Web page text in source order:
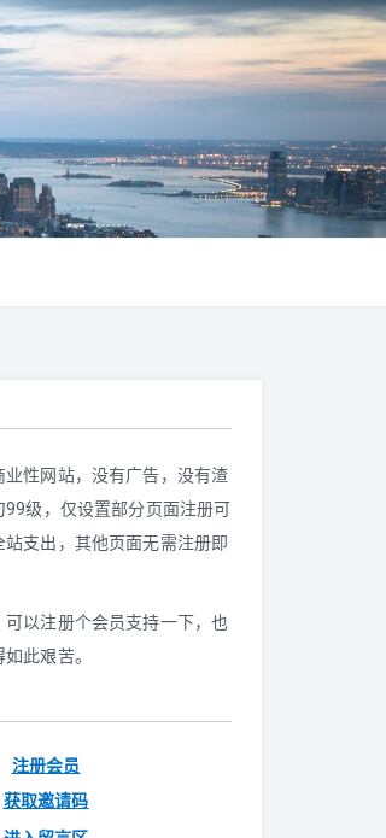
业性网站，没有广告，没有渣
99级，仅设置部分页面注册可
站支出，其他页面无需注册即
可以注册个会员支持一下，也
此艰苦。
注册会员
获取邀请码